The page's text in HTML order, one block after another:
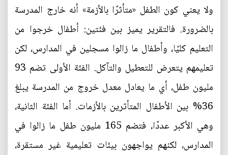
ولا يعني كون الطفل «متأثرًا بالأزمة» أنه خارج المدرسة
بالضرورة. فالتقرير يميز بين فئتين: أطفال خرجوا من
التعليم كليًا، وأطفال ما زالوا مسجلين في المدارس، لكن
تعليمهم يتعرض للتعطيل والتآكل. الفئة الأولى تضم 93
مليون طفل، أي ما يعادل معدل خروج من المدرسة يبلغ
36% بين الأطفال المتأثرين بالأزمات. أما الفئة الثانية،
وهي الأكبر عددًا، فتضم 165 مليون طفل ما زالوا في
المدارس، لكنهم يواجهون بيئات تعليمية غير مستقرة،